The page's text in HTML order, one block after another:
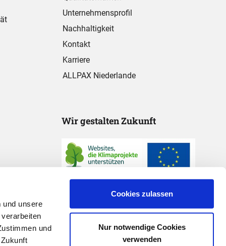
und unsere
und
Cookies zulassen
Nur notwendige Cookies
verwenden
Unternehmensprofil
Nachhaltigkeit
Kontakt
Karriere
ALLPAX Niederlande
Wir gestalten Zukunft